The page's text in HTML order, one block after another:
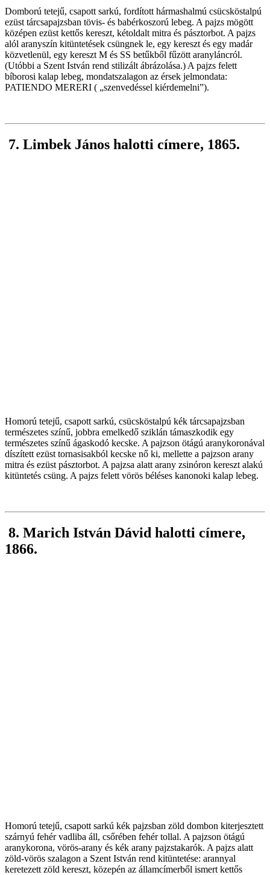
Domború tetejű, csapott sarkú, fordított hármashalmú csücsköstalpú
ezüst tárcsapajzsban tövis- és babérkoszorú lebeg. A pajzs mögött
középen ezüst kettős kereszt, kétoldalt mitra és pásztorbot. A pajzs
alól aranyszín kitüntetések csüngnek le, egy kereszt és egy madár
közvetlenül, egy kereszt M és SS betűkből fűzött aranyláncról.
(Utóbbi a Szent István rend stilizált ábrázolása.) A pajzs felett
bíborosi kalap lebeg, mondatszalagon az érsek jelmondata:
PATIENDO MERERI ( „szenvedéssel kiérdemelni”).
7. Limbek János halotti címere, 1865.
Homorú tetejű, csapott sarkú, csücsköstalpú kék tárcsapajzsban
természetes színű, jobbra emelkedő sziklán támaszkodik egy
természetes színű ágaskodó kecske. A pajzson ötágú aranykoronával
díszített ezüst tornasisakból kecske nő ki, mellette a pajzson arany
mitra és ezüst pásztorbot. A pajzsa alatt arany zsinóron kereszt alakú
kitüntetés csüng. A pajzs felett vörös béléses kanonoki kalap lebeg.
8. Marich István Dávid halotti címere,
1866.
Homorú tetejű, csapott sarkú kék pajzsban zöld dombon kiterjesztett
szárnyú fehér vadliba áll, csőrében fehér tollal. A pajzson ötágú
aranykorona, vörös-arany és kék arany pajzstakarók. A pajzs alatt
zöld-vörös szalagon a Szent István rend kitüntetése: arannyal
keretezett zöld kereszt, közepén az államcímerből ismert kettős